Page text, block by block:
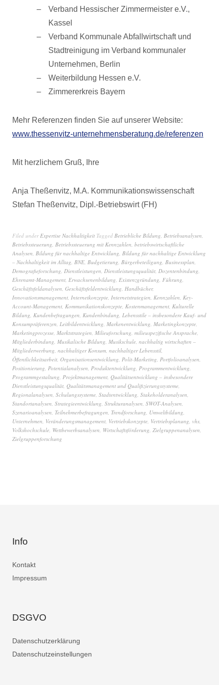
Verband Hessischer Zimmermeister e.V.,
Kassel
Verband Kommunale Abfallwirtschaft und
Stadtreinigung im Verband kommunaler
Unternehmen, Berlin
Weiterbildung Hessen e.V.
Zimmererkreis Bayern
Mehr Referenzen finden Sie auf unserer Website:
www.thessenvitz-unternehmensberatung.de/referenzen
Mit herzlichem Gruß, Ihre
Anja Theßenvitz, M.A. Kommunikationswissenschaft
Stefan Theßenvitz, Dipl.-Betriebswirt (FH)
Filed underExpertise Nachhaltigkeit Tagged Betriebliche Bildung, Betriebsanalysen,
Betriebssteuerung, Betriebssteuerung mit Kennzahlen, betriebswirtschaftliche
Analysen, Bildung für nachhaltige Entwicklung, Bildung für nachhaltige Entwicklung
– Nachhaltigkeit im Alltag, BNE, Budgetierung, Bürgerbeteiligung, Businessplan,
Demografieforschung, Dienstleistungen, Dienstleistungsqualität, Dozentenbindung,
Ehrenamt-Management, Erwachsenenbildung, Existenzgründung, Führung,
Geschäftsfeldanalysen, Geschäftsfeldentwicklung, Handbücher,
Innovationsmanagement, Internetkonzepte, Internetstrategien, Kennzahlen, Key-
Account-Management, Kommunikationskonzepte, Kostenmanagement, Kulturelle
Bildung, Kundenbefragungen, Kundenbindung, Lebensstile – insbesondere Kauf- und
Konsumpräferenzen, Leitbildentwicklung, Markenentwicklung, Marketingkonzepte,
Marketingprozesse, Marktstrategien, Milieuforschung, milieuspezifische Ansprache,
Mitgliederbindung, Musikalische Bildung, Musikschule, nachhaltig wirtschaften –
Mitgliederwerbung, nachhaltiger Konsum, nachhaltiger Lebensstil,
Öffentlichkeitsarbeit, Organisationsentwicklung, Polit-Marketing, Portfolioanalysen,
Positionierung, Potentialanalysen, Produktentwicklung, Programmentwicklung,
Programmgestaltung, Projektmanagement, Qualitätsentwicklung – insbesondere
Dienstleistungsqualität, Qualitätsmanagement und Qualifizierungssysteme,
Regionalanalysen, Schulungssysteme, Stadtentwicklung, Stakeholderanalysen,
Standortanalysen, Strategieentwicklung, Strukturanalysen, SWOT-Analysen,
Szenarioanalysen, Teilnehmerbefragungen, Trendforschung, Umweltbildung,
Unternehmen, Veränderungsmanagement, Vertriebskonzepte, Vertriebsplanung, vhs,
Volkshochschule, Wettbewerbsanalysen, Wirtschaftsförderung, Zielgruppenanalysen,
Zielgruppenforschung
Info
Kontakt
Impressum
DSGVO
Datenschutzerklärung
Datenschutzeinstellungen